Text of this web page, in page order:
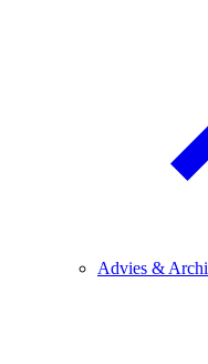
Advies &